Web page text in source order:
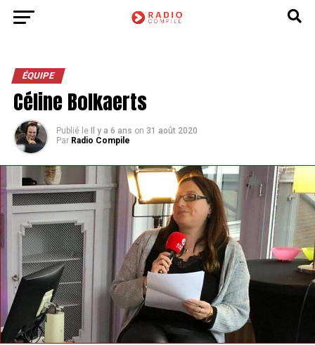
ÉQUIPE
Céline Bolkaerts
Publié le Il y a 6 ans on 31 août 2020
Par Radio Compile